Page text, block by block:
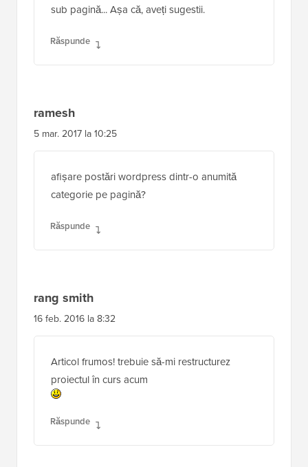
sub pagină... Așa că, aveți sugestii.
Răspunde
ramesh
5 mar. 2017 la 10:25
afișare postări wordpress dintr-o anumită
categorie pe pagină?
Răspunde
rang smith
16 feb. 2016 la 8:32
Articol frumos! trebuie să-mi restructurez
proiectul în curs acum
Răspunde